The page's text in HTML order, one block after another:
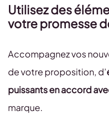
Utilisez des
votre promesse
Accompagnez vos
de votre proposition, d’
puissants en accord
marque.